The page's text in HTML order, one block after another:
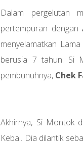
Dalam pergelutan
pertempuran dengan
menyelamatkan
berusia 7 tahun. Si
pembunuhnya, Chek
Akhirnya, Si Montok
Kebal. Dia dilantik